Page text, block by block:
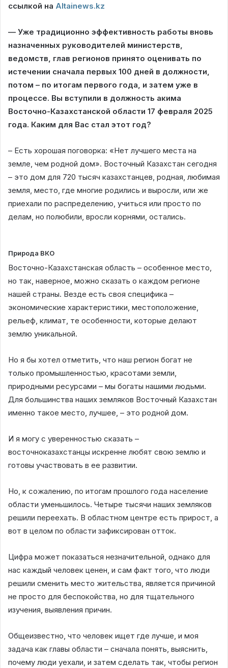
ссылкой на Altainews.kz
— Уже традиционно эффективность работы вновь
назначенных руководителей министерств,
ведомств, глав регионов принято оценивать по
истечении сначала первых 100 дней в должности,
потом – по итогам первого года, и затем уже в
процессе. Вы вступили в должность акима
Восточно-Казахстанской области 17 февраля 2025
года. Каким для Вас стал этот год?
– Есть хорошая поговорка: «Нет лучшего места на
земле, чем родной дом». Восточный Казахстан сегодня
– это дом для 720 тысяч казахстанцев, родная, любимая
земля, место, где многие родились и выросли, или же
приехали по распределению, учиться или просто по
делам, но полюбили, вросли корнями, остались.
Природа ВКО
Восточно-Казахстанская область – особенное место,
но так, наверное, можно сказать о каждом регионе
нашей страны. Везде есть своя специфика –
экономические характеристики, местоположение,
рельеф, климат, те особенности, которые делают
землю уникальной.
Но я бы хотел отметить, что наш регион богат не
только промышленностью, красотами земли,
природными ресурсами – мы богаты нашими людьми.
Для большинства наших земляков Восточный Казахстан
именно такое место, лучшее, – это родной дом.
И я могу с уверенностью сказать –
восточноказахстанцы искренне любят свою землю и
готовы участвовать в ее развитии.
Но, к сожалению, по итогам прошлого года население
области уменьшилось. Четыре тысячи наших земляков
решили переехать. В областном центре есть прирост, а
вот в целом по области зафиксирован отток.
Цифра может показаться незначительной, однако для
нас каждый человек ценен, и сам факт того, что люди
решили сменить место жительства, является причиной
не просто для беспокойства, но для тщательного
изучения, выявления причин.
Общеизвестно, что человек ищет где лучше, и моя
задача как главы области – сначала понять, выяснить,
почему люди уехали, и затем сделать так, чтобы регион